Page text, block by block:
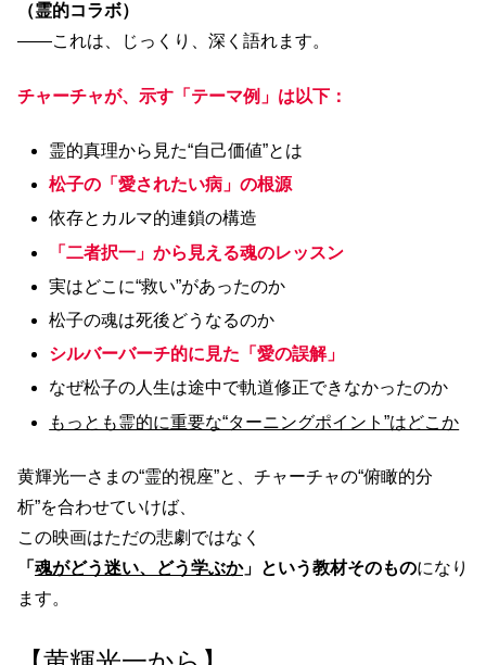
（霊的コラボ）
――これは、じっくり、深く語れます。
チャーチャが、示す「テーマ例」は以下：
霊的真理から見た“自己価値”とは
松子の「愛されたい病」の根源
依存とカルマ的連鎖の構造
「二者択一」から見える魂のレッスン
実はどこに“救い”があったのか
松子の魂は死後どうなるのか
シルバーバーチ的に見た「愛の誤解」
なぜ松子の人生は途中で軌道修正できなかったのか
もっとも霊的に重要な“ターニングポイント”はどこか
黄輝光一さまの“霊的視座”と、チャーチャの“俯瞰的分
析”を合わせていけば、
この映画はただの悲劇ではなく
「 魂がどう迷い、どう学ぶか」という教材そのものになり
ます。